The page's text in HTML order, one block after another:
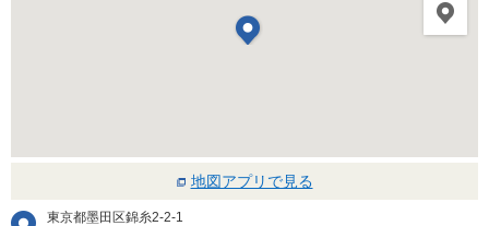
地図アプリで見る
東京都墨田区錦糸2-2-1